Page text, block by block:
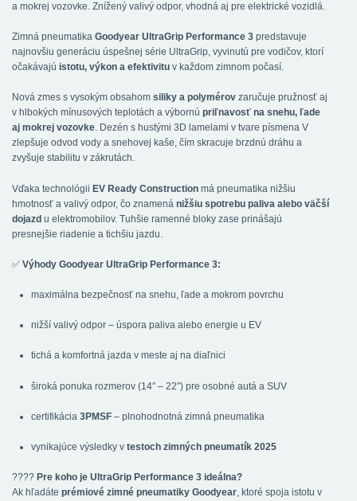
a mokrej vozovke. Znížený valivý odpor, vhodná aj pre elektrické vozidlá.
Zimná pneumatika Goodyear UltraGrip Performance 3 predstavuje
najnovšiu generáciu úspešnej série UltraGrip, vyvinutú pre vodičov, ktorí
očakávajú istotu, výkon a efektivitu v každom zimnom počasí.
Nová zmes s vysokým obsahom siliky a polymérov zaručuje pružnosť aj
v hlbokých mínusových teplotách a výbornú priľnavosť na snehu, ľade
aj mokrej vozovke. Dezén s hustými 3D lamelami v tvare písmena V
zlepšuje odvod vody a snehovej kaše, čím skracuje brzdnú dráhu a
zvyšuje stabilitu v zákrutách.
Vďaka technológii EV Ready Construction má pneumatika nižšiu
hmotnosť a valivý odpor, čo znamená nižšiu spotrebu paliva alebo väčší
dojazd u elektromobilov. Tuhšie ramenné bloky zase prinášajú
presnejšie riadenie a tichšiu jazdu.
✅ Výhody Goodyear UltraGrip Performance 3:
maximálna bezpečnosť na snehu, ľade a mokrom povrchu
nižší valivý odpor – úspora paliva alebo energie u EV
tichá a komfortná jazda v meste aj na diaľnici
široká ponuka rozmerov (14″ – 22″) pre osobné autá a SUV
certifikácia 3PMSF – plnohodnotná zimná pneumatika
vynikajúce výsledky v testoch zimných pneumatík 2025
???? Pre koho je UltraGrip Performance 3 ideálna?
Ak hľadáte prémiové zimné pneumatiky Goodyear, ktoré spoja istotu v